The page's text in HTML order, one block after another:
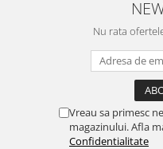
Nu rata
Vreau sa primesc
magazinului. Afla
Confidentialitate